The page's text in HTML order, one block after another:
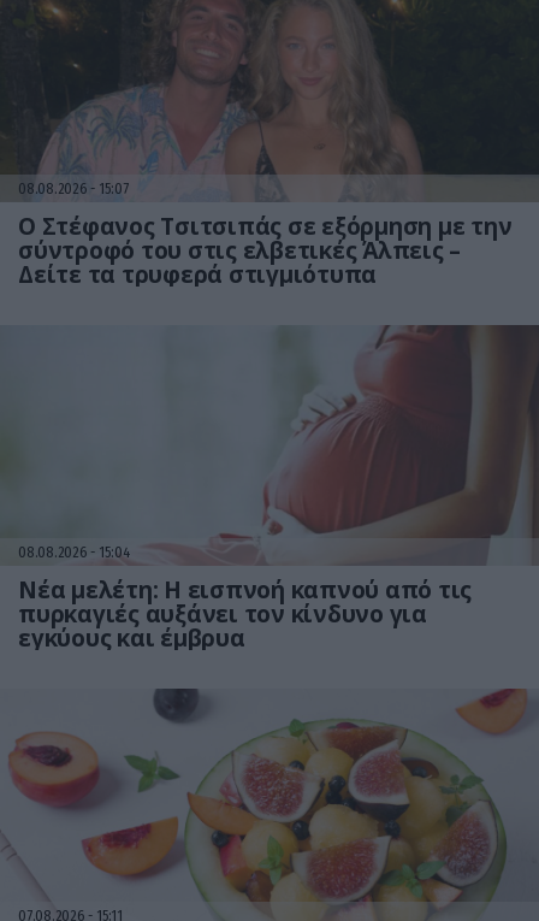
08.08.2026 15:07
Ο Στέφανος Τσιτσιπάς σε εξόρμηση με την
σύντροφό του στις ελβετικές Άλπεις –
Δείτε τα τρυφερά στιγμιότυπα
08.08.2026 15:04
Νέα μελέτη: Η εισπνοή καπνού από τις
πυρκαγιές αυξάνει τον κίνδυνο για
εγκύους και έμβρυα
07.08.2026 15:11